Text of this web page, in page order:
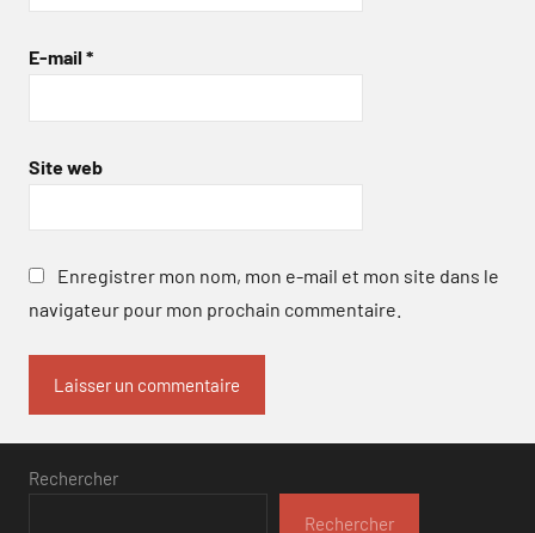
E-mail *
Site web
Enregistrer mon nom, mon e-mail et mon site dans le
navigateur pour mon prochain commentaire.
Rechercher
Rechercher